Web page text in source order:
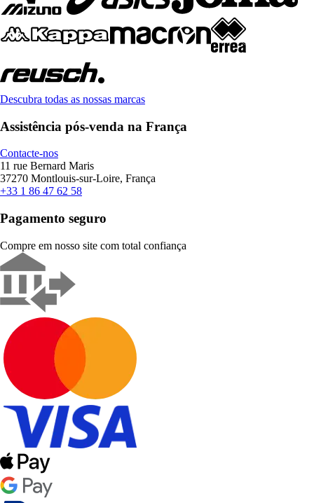
Descubra todas as nossas marcas
Assistência pós-venda na França
Contacte-nos
11 rue Bernard Maris
37270 Montlouis-sur-Loire, França
+33 1 86 47 62 58
Pagamento seguro
Compre em nosso site com total confiança